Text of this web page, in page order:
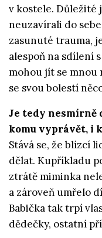
v kostele. Důležité
neuzavírali do
zasunuté trauma,
alespoň na sdílení
mohou jít se mnou
se svou bolestí
Je tedy nesmírně
komu vyprávět, i
Stává se, že blízcí
dělat. Kupříkladu
ztrátě miminka
a zároveň umřelo
Babička tak trpí
dědečky, ostatní